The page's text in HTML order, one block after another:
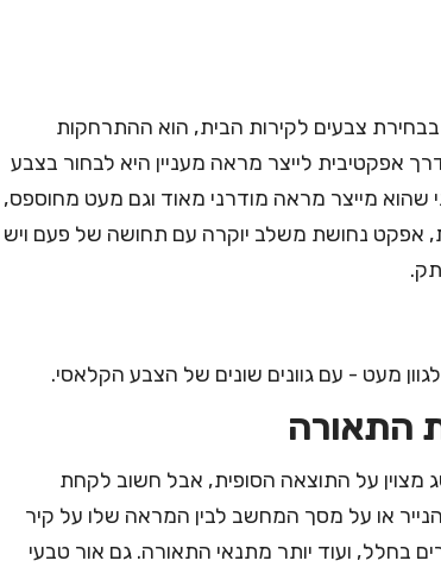
צבעים לקירות הבית, הוא ההתרחקות
אפקטיבית לייצר מראה מעניין היא לבחור בצבע
מייצר מראה מודרני מאוד וגם מעט מחוספס,
אפקט נחושת משלב יוקרה עם תחושה של פעם ויש
מעט - עם גוונים שונים של הצבע הקלאסי.
על התוצאה הסופית, אבל חשוב לקחת
או על מסך המחשב לבין המראה שלו על קיר
בחלל, ועוד יותר מתנאי התאורה. גם אור טבעי